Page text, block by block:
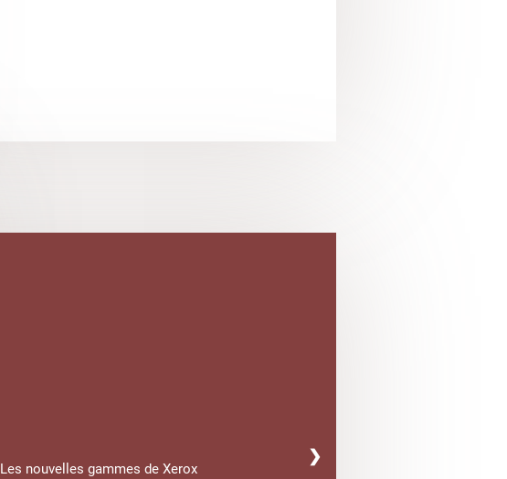
Les nouvelles gammes de Xerox
❯